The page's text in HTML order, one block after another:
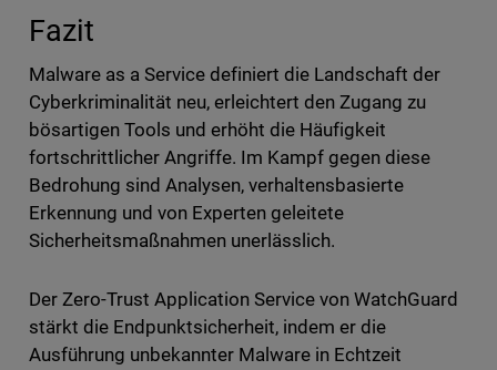
Fazit
Malware as a Service definiert die Landschaft der
Cyberkriminalität neu, erleichtert den Zugang zu
bösartigen Tools und erhöht die Häufigkeit
fortschrittlicher Angriffe. Im Kampf gegen diese
Bedrohung sind Analysen, verhaltensbasierte
Erkennung und von Experten geleitete
Sicherheitsmaßnahmen unerlässlich.
Der Zero-Trust Application Service von WatchGuard
stärkt die Endpunktsicherheit, indem er die
Ausführung unbekannter Malware in Echtzeit